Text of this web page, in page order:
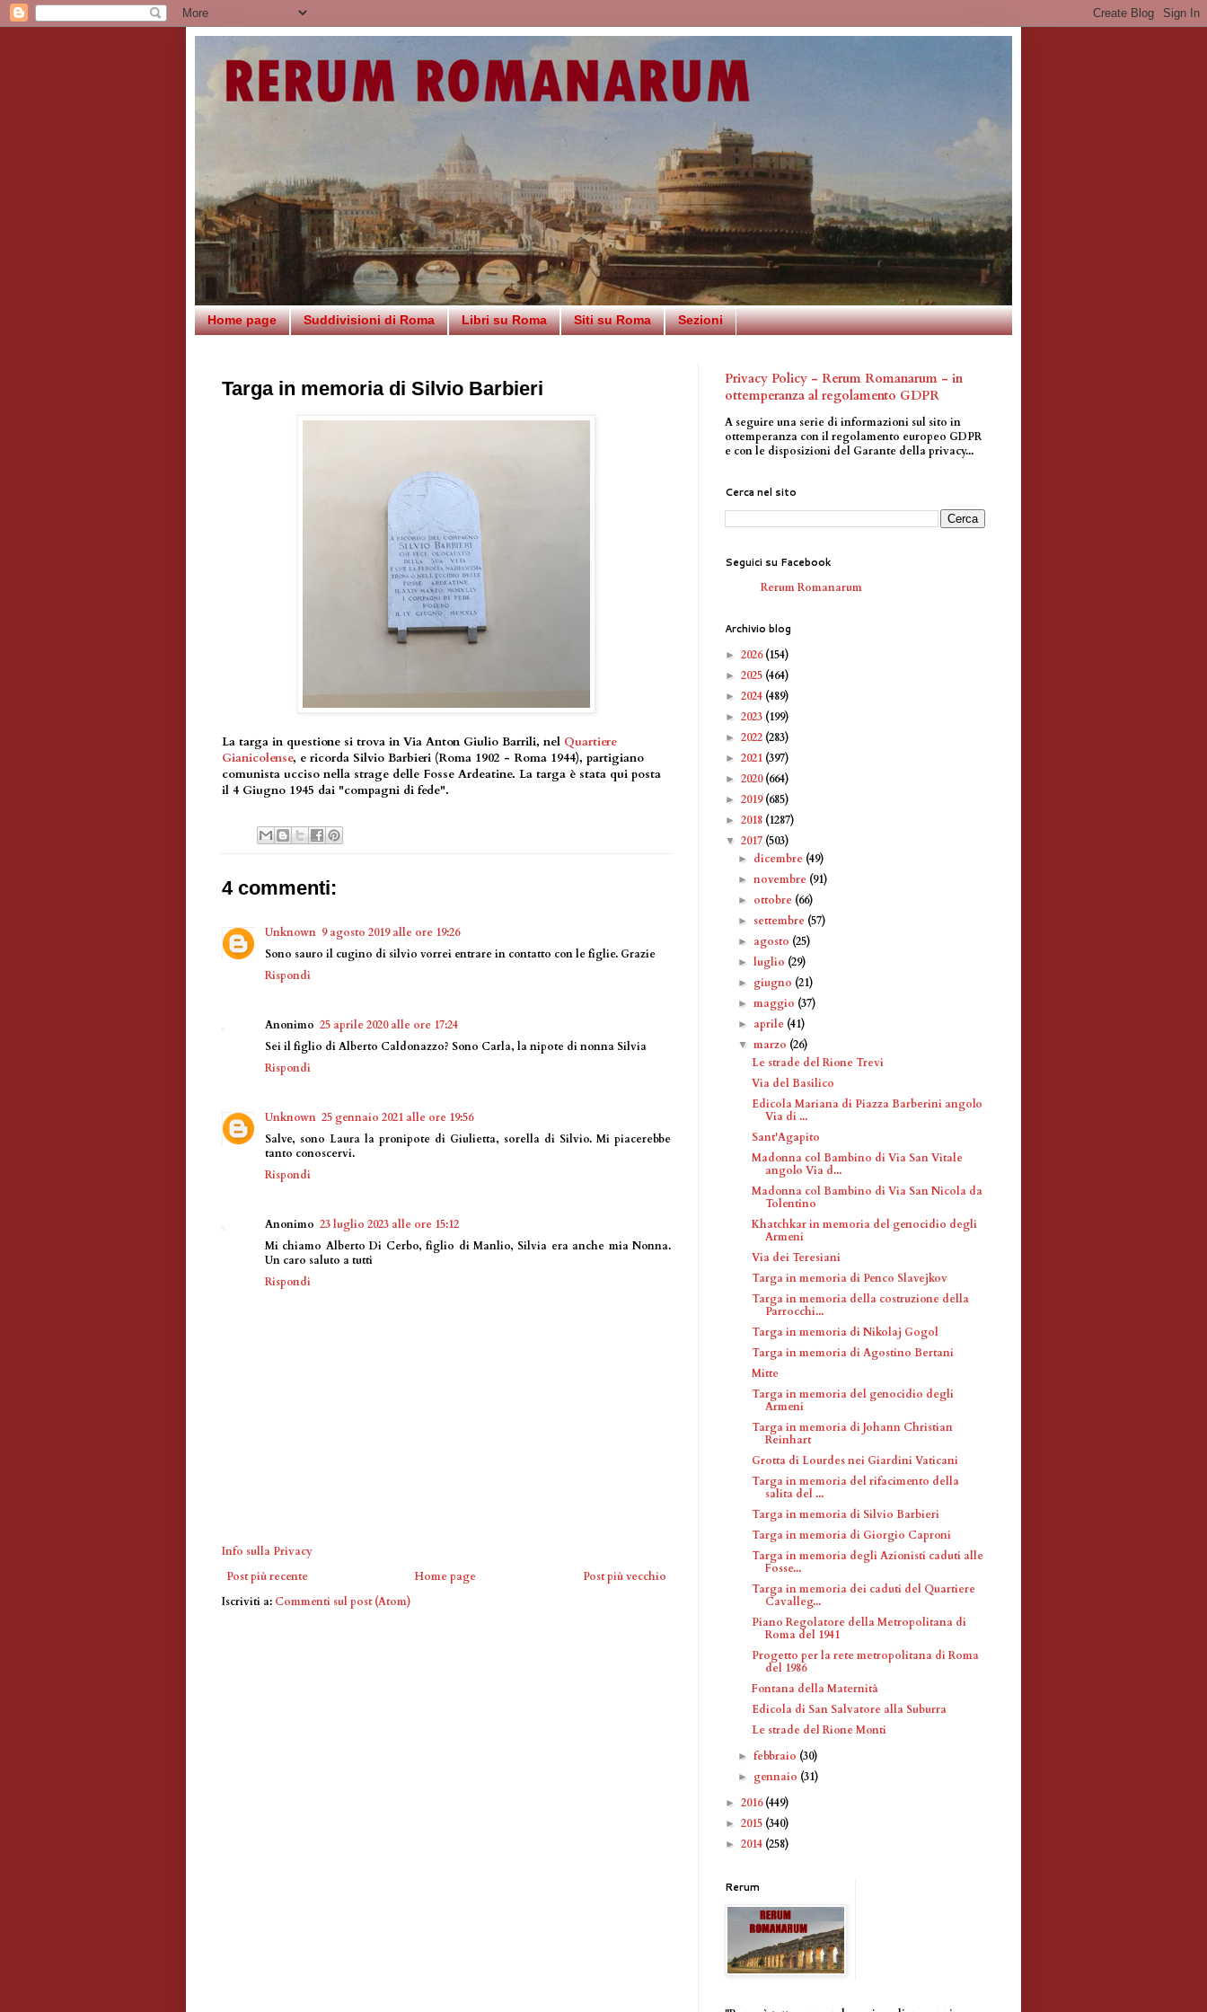
Home page Suddivisioni di Roma Libri su Roma Siti su Roma Sezioni
Targa in memoria di Silvio Barbieri
La targa in questione si trova in Via Anton Giulio Barrili, nel Quartiere
Gianicolense, e ricorda Silvio Barbieri (Roma 1902 - Roma 1944), partigiano
comunista ucciso nella strage delle Fosse Ardeatine. La targa è stata qui posta
il 4 Giugno 1945 dai "compagni di fede".
4 commenti:
Unknown 9 agosto 2019 alle ore 19:26
Sono sauro il cugino di silvio vorrei entrare in contatto con le figlie. Grazie
Rispondi
Anonimo 25 aprile 2020 alle ore 17:24
Sei il figlio di Alberto Caldonazzo? Sono Carla, la nipote di nonna Silvia
Rispondi
Unknown 25 gennaio 2021 alle ore 19:56
Salve, sono Laura la pronipote di Giulietta, sorella di Silvio. Mi piacerebbe
tanto conoscervi.
Rispondi
Anonimo 23 luglio 2023 alle ore 15:12
Mi chiamo Alberto Di Cerbo, figlio di Manlio, Silvia era anche mia Nonna.
Un caro saluto a tutti
Rispondi
Info sulla Privacy
Post più recente
Post più vecchio
Home page
Iscriviti a: Commenti sul post (Atom)
Privacy Policy - Rerum Romanarum - in
ottemperanza al regolamento GDPR
A seguire una serie di informazioni sul sito in
ottemperanza con il regolamento europeo GDPR
e con le disposizioni del Garante della privacy...
Cerca nel sito
Seguici su Facebook
Rerum Romanarum
Archivio blog
► 2026(154)
► 2025 (464)
► 2024 (489)
► 2023 (199)
► 2022 (283)
► 2021 (397)
► 2020(664)
► 2019(685)
► 2018 (1287)
▼ 2017 (503)
► dicembre (49)
►novembre (91)
► ottobre (66)
► settembre (57)
► agosto (25)
►luglio (29)
► giugno (21)
►maggio (37)
► aprile (41)
▼marzo (26)
Le strade del Rione Trevi
Via del Basilico
Edicola Mariana di Piazza Barberini angolo
Via di ...
Sant'Agapito
Madonna col Bambino di Via San Vitale
angolo Via d...
Madonna col Bambino di Via San Nicola da
Tolentino
Khatchkar in memoria del genocidio degli
Armeni
Via dei Teresiani
Targa in memoria di Penco Slavejkov
Targa in memoria della costruzione della
Parrocchi...
Targa in memoria di Nikolaj Gogol
Targa in memoria di Agostino Bertani
Mitte
Targa in memoria del genocidio degli
Armeni
Targa in memoria di Johann Christian
Reinhart
Grotta di Lourdes nei Giardini Vaticani
Targa in memoria del rifacimento della
salita del ...
Targa in memoria di Silvio Barbieri
Targa in memoria di Giorgio Caproni
Targa in memoria degli Azionisti caduti alle
Fosse...
Targa in memoria dei caduti del Quartiere
Cavalleg...
Piano Regolatore della Metropolitana di
Roma del 1941
Progetto per la rete metropolitana di Roma
del 1986
Fontana della Maternità
Edicola di San Salvatore alla Suburra
Le strade del Rione Monti
►febbraio (30)
► gennaio (31)
► 2016(449)
► 2015 (340)
► 2014 (258)
Rerum